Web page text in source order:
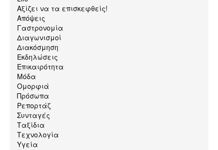
Αξίζει να τα επισκεφθείς!
Απόψεις
Γαστρονομία
Διαγωνισμοί
Διακόσμηση
Εκδηλώσεις
Επικαιρότητα
Μόδα
Ομορφιά
Πρόσωπα
Ρεπορτάζ
Συνταγές
Ταξίδια
Τεχνολογία
Υγεία